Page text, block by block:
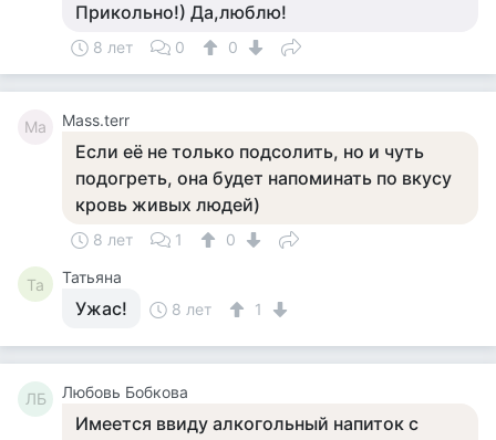
Прикольно!) Да,люблю!
8 лет 0 0
Ma Mass.terr
Если её не только подсолить, но и чуть
подогреть, она будет напоминать по вкусу
кровь живых людей)
8 лет 1 0
Та Татьяна
Ужас! 8 лет 1
ЛБ Любовь Бобкова
Имеется ввиду алкогольный напиток с